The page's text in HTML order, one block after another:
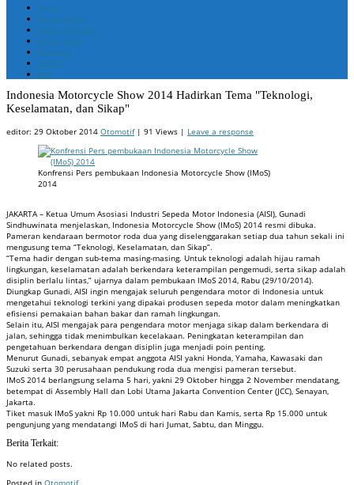
Home
Berita Bekasi
Berita Cikarang
Berita Jabar
Nasional
Politik
ADV
Indonesia Motorcycle Show 2014 Hadirkan Tema "Teknologi,
Keselamatan, dan Sikap"
editor: 29 Oktober 2014 Otomotif| 91 Views | Leave a response
Konfrensi Pers pembukaan Indonesia Motorcycle Show (IMoS)
2014
JAKARTA – Ketua Umum Asosiasi Industri Sepeda Motor Indonesia (AISI), Gunadi
Sindhuwinata menjelaskan, Indonesia Motorcycle Show (IMoS) 2014 resmi dibuka.
Pameran kendaraan bermotor roda dua yang diselenggarakan setiap dua tahun sekali ini
mengusung tema “Teknologi, Keselamatan, dan Sikap”.
“Tema hadir dengan sub-tema masing-masing. Untuk teknologi adalah hijau ramah
lingkungan, keselamatan adalah berkendara keterampilan pengemudi, serta sikap adalah
disiplin berlalu lintas,” ujarnya dalam pembukaan IMoS 2014, Rabu (29/10/2014).
Diungkap Gunadi, AISI ingin mengajak seluruh pengendara motor di Indonesia untuk
mengetahui teknologi terkini yang dipakai produsen sepeda motor dalam meningkatkan
efisiensi pemakaian bahan bakar dan ramah lingkungan.
Selain itu, AISI mengajak para pengendara motor menjaga sikap dalam berkendara di
jalan, sehingga tidak menimbulkan kecelakaan. Peningkatan keterampilan dan
pengetahuan berkendara dengan disiplin juga menjadi poin penting.
Menurut Gunadi, sebanyak empat anggota AISI yakni Honda, Yamaha, Kawasaki dan
Suzuki serta 30 perusahaan pendukung roda dua mengisi pameran tersebut.
IMoS 2014 berlangsung selama 5 hari, yakni 29 Oktober hingga 2 November mendatang,
betempat di Assembly Hall dan Lobi Utama Jakarta Convention Center (JCC), Senayan,
Jakarta.
Tiket masuk IMoS yakni Rp 10.000 untuk hari Rabu dan Kamis, serta Rp 15.000 untuk
pengunjung yang mendatangi IMoS di hari Jumat, Sabtu, dan Minggu.
Berita Terkait:
No related posts.
Posted in Otomotif